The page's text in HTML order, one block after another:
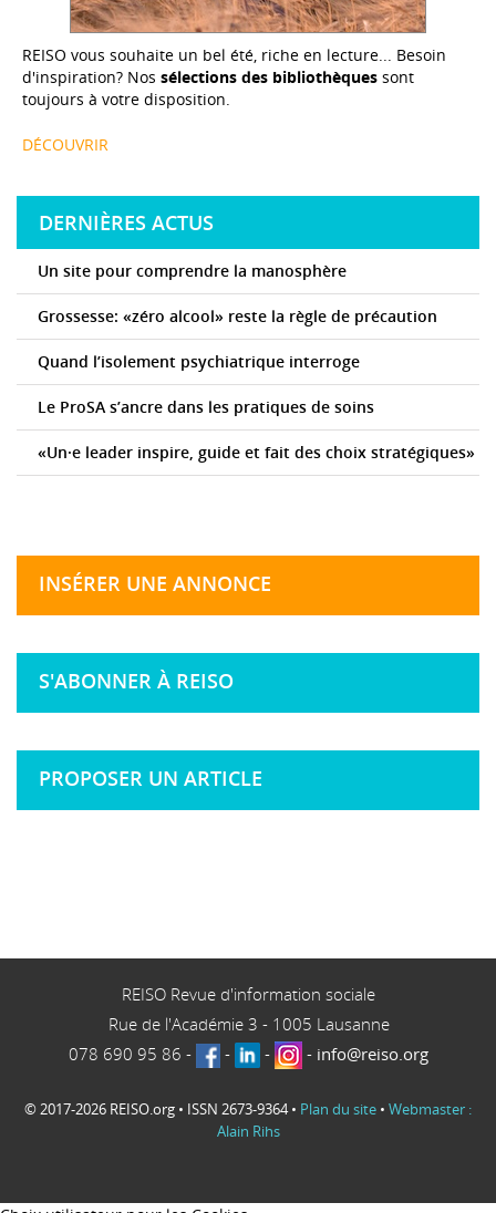
REISO vous souhaite un bel été, riche en lecture... Besoin
d'inspiration? Nos sélections des bibliothèques sont
toujours à votre disposition.
DÉCOUVRIR
DERNIÈRES ACTUS
Un site pour comprendre la manosphère
Grossesse: «zéro alcool» reste la règle de précaution
Quand l’isolement psychiatrique interroge
Le ProSA s’ancre dans les pratiques de soins
«Un·e leader inspire, guide et fait des choix stratégiques»
INSÉRER UNE ANNONCE
S'ABONNER À REISO
PROPOSER UN ARTICLE
REISO Revue d'information sociale
Rue de l'Académie 3 - 1005 Lausanne
078 690 95 86 - - - - info@reiso.org
© 2017-2026 REISO.org • ISSN 2673-9364 • Plan du site • Webmaster :
Alain Rihs